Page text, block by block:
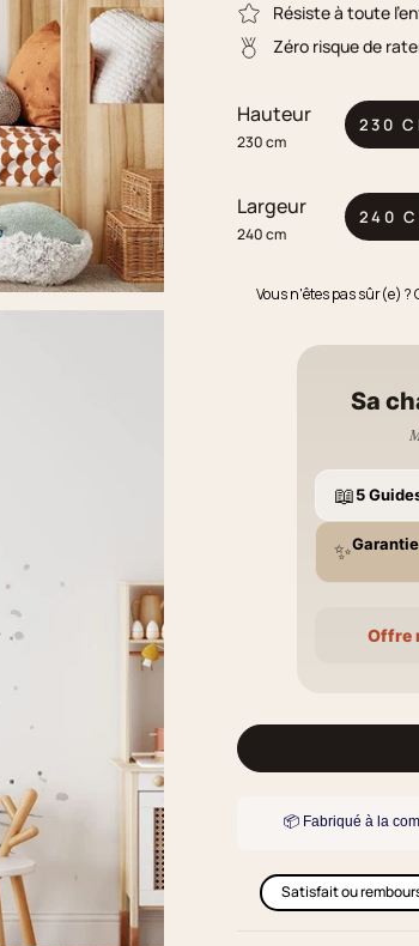
Résiste à toute
Zéro risque de
Hauteur
230 cm
230
Largeur
240 cm
240
Vous n'êtes pas sûr(e) ?
Sa
📖5
✨
Offre
📦 Fabriqué à la
Satisfait ou